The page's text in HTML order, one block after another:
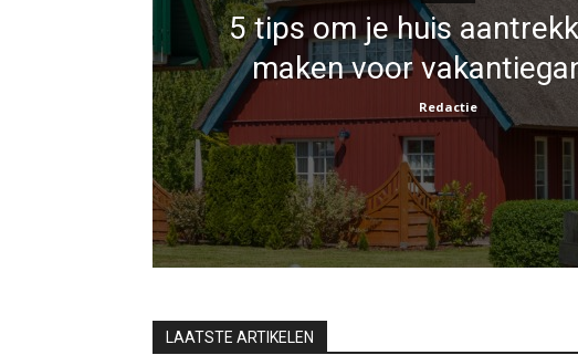
5 tips om je huis
maken voor
Redactie
LAATSTE ARTIKELEN